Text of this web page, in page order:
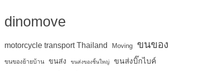
dinomove
motorcycle transport Thailand Moving ขนของ
ขนของย้ายบ้าน ขนส่ง ขนส่งของชิ้นใหญ่ ขนส่งบิ๊กไบค์